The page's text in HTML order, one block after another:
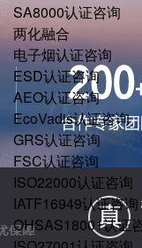
SA8000认证咨询
两化融合
电子烟认证咨询
ESD认证咨询
AEO认证咨询
EcoVadis认证咨询
GRS认证咨询
FSC认证咨询
ISO22000认证咨询
IATF16949认证咨询
OHSAS18001认证